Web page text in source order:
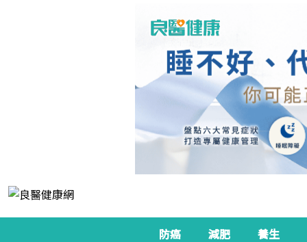
防癌 減肥 養生